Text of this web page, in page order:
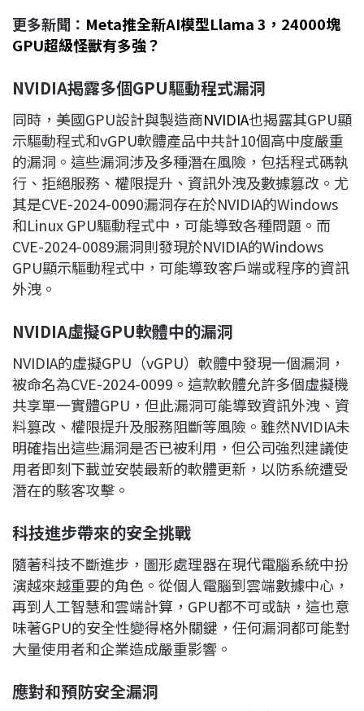
更多新聞： Meta推全新AI模型Llama 3，24000塊
GPU超級怪獸有多強？
NVIDIA揭露多個GPU驅動程式漏洞
同時，美國GPU設計與製造商NVIDIA也揭露其GPU顯
示驅動程式和vGPU軟體產品中共計10個高中度嚴重
的漏洞。這些漏洞涉及多種潛在風險，包括程式碼執
行、拒絕服務、權限提升、資訊外洩及數據篡改。尤
其是CVE-2024-0090漏洞存在於NVIDIA的Windows
和Linux GPU驅動程式中，可能導致各種問題。而
CVE-2024-0089漏洞則發現於NVIDIA的Windows
GPU顯示驅動程式中，可能導致客戶端或程序的資訊
外洩。
NVIDIA虛擬GPU軟體中的漏洞
NVIDIA的虛擬GPU（vGPU）軟體中發現一個漏洞，
被命名為CVE-2024-0099。這款軟體允許多個虛擬機
共享單一實體GPU，但此漏洞可能導致資訊外洩、資
料篡改、權限提升及服務阻斷等風險。雖然NVIDIA未
明確指出這些漏洞是否已被利用，但公司強烈建議使
用者即刻下載並安裝最新的軟體更新，以防系統遭受
潛在的駭客攻擊。
科技進步帶來的安全挑戰
隨著科技不斷進步，圖形處理器在現代電腦系統中扮
演越來越重要的角色。從個人電腦到雲端數據中心，
再到人工智慧和雲端計算，GPU都不可或缺，這也意
味著GPU的安全性變得格外關鍵，任何漏洞都可能對
大量使用者和企業造成嚴重影響。
應對和預防安全漏洞